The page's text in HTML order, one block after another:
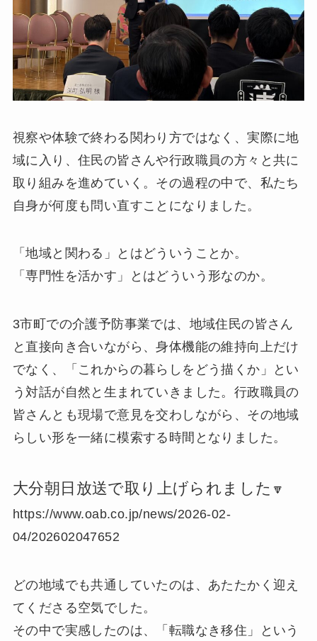
視察や体験で終わる関わり方ではなく、実際に地
域に入り、住民の皆さんや行政職員の方々と共に
取り組みを進めていく。その過程の中で、私たち
自身が何度も問い直すことになりました。
「地域と関わる」とはどういうことか。
「専門性を活かす」とはどういう形なのか。
3市町での介護予防事業では、地域住民の皆さん
と直接向き合いながら、身体機能の維持向上だけ
でなく、「これからの暮らしをどう描くか」とい
う対話が自然と生まれていきました。行政職員の
皆さんとも現場で意見を交わしながら、その地域
らしい形を一緒に模索する時間となりました。
大分朝日放送で取り上げられました 🔽
https://www.oab.co.jp/news/2026-02-
04/202602047652
どの地域でも共通していたのは、あたたかく迎え
てくださる空気でした。
その中で実感したのは、「転職なき移住」という